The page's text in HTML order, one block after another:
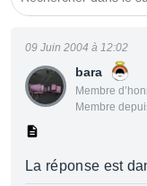
bara
Membre
Membre
09 Juin 2004 à 12:02
La réponse est